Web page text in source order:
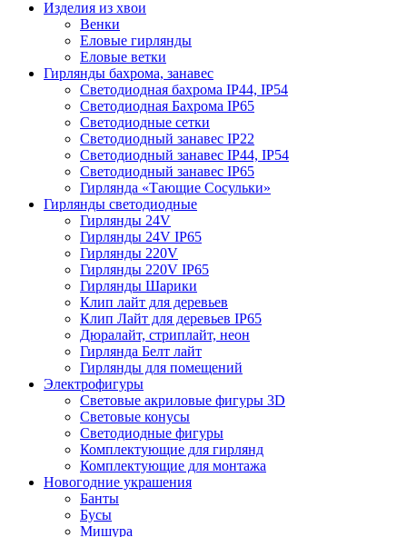
Изделия из хвои
Венки
Еловые гирлянды
Еловые ветки
Гирлянды бахрома, занавес
Светодиодная бахрома IP44, IP54
Светодиодная Бахрома IP65
Светодиодные сетки
Светодиодный занавес IP22
Светодиодный занавес IP44, IP54
Светодиодный занавес IP65
Гирлянда «Тающие Сосульки»
Гирлянды светодиодные
Гирлянды 24V
Гирлянды 24V IP65
Гирлянды 220V
Гирлянды 220V IP65
Гирлянды Шарики
Клип лайт для деревьев
Клип Лайт для деревьев IP65
Дюралайт, стриплайт, неон
Гирлянда Белт лайт
Гирлянды для помещений
Электрофигуры
Световые акриловые фигуры 3D
Световые конусы
Светодиодные фигуры
Комплектующие для гирлянд
Комплектующие для монтажа
Новогодние украшения
Банты
Бусы
Мишура